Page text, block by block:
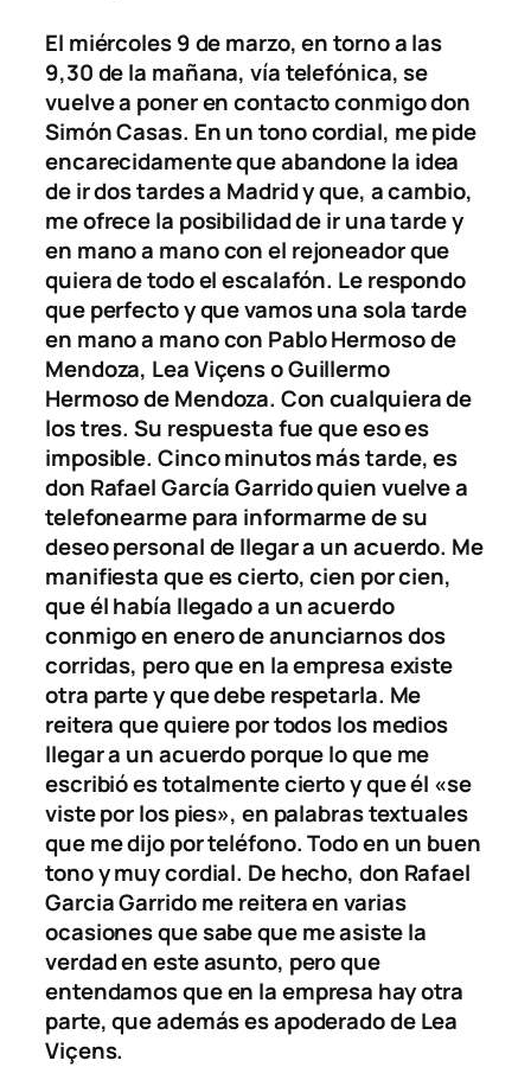
El miércoles 9 de marzo, en torno a las
9,30 de la mañana, vía telefónica, se
vuelve a poner en contacto conmigo don
Simón Casas. En un tono cordial, me pide
encarecidamente que abandone la idea
de ir dos tardes a Madrid y que, a cambio,
me ofrece la posibilidad de ir una tarde y
en mano a mano con el rejoneador que
quiera de todo el escalafón. Le respondo
que perfecto y que vamos una sola tarde
en mano a mano con Pablo Hermoso de
Mendoza, Lea Viçens o Guillermo
Hermoso de Mendoza. Con cualquiera de
los tres. Su respuesta fue que eso es
imposible. Cinco minutos más tarde, es
don Rafael García Garrido quien vuelve a
telefonearme para informarme de su
deseo personal de llegar a un acuerdo. Me
manifiesta que es cierto, cien por cien,
que él había llegado a un acuerdo
conmigo en enero de anunciarnos dos
corridas, pero que en la empresa existe
otra parte y que debe respetarla. Me
reitera que quiere por todos los medios
llegar a un acuerdo porque lo que me
escribió es totalmente cierto y que él «se
viste por los pies», en palabras textuales
que me dijo por teléfono. Todo en un buen
tono y muy cordial. De hecho, don Rafael
Garcia Garrido me reitera en varias
ocasiones que sabe que me asiste la
verdad en este asunto, pero que
entendamos que en la empresa hay otra
parte, que además es apoderado de Lea
Viçens.